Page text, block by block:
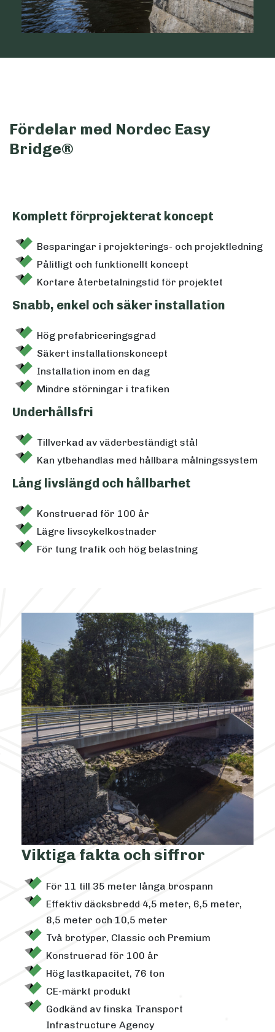
Fördelar med Nordec Easy
Bridge®
Komplett förprojekterat koncept
Besparingar i projekterings- och projektledning
Pålitligt och funktionellt koncept
Kortare återbetalningstid för projektet
Snabb, enkel och säker installation
Hög prefabriceringsgrad
Säkert installationskoncept
Installation inom en dag
Mindre störningar i trafiken
Underhållsfri
Tillverkad av väderbeständigt stål
Kan ytbehandlas med hållbara målningssystem
Lång livslängd och hållbarhet
Konstruerad för 100 år
Lägre livscykelkostnader
För tung trafik och hög belastning
Viktiga fakta och siffror
För 11 till 35 meter långa brospann
Effektiv däcksbredd 4,5 meter, 6,5 meter,
8,5 meter och 10,5 meter
Två brotyper, Classic och Premium
Konstruerad för 100 år
Hög lastkapacitet, 76 ton
CE-märkt produkt
Godkänd av finska Transport
Infrastructure Agency